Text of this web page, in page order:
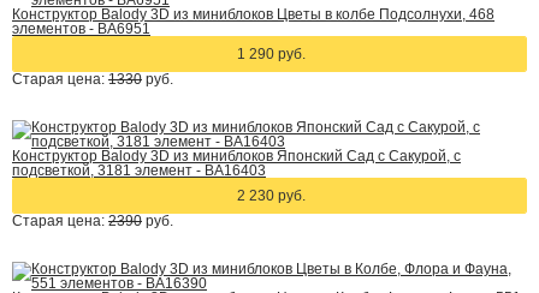
Конструктор Balody 3D из миниблоков Цветы в колбе Подсолнухи, 468
элементов - BA6951
1 290 руб.
Старая цена: 1330 руб.
Конструктор Balody 3D из миниблоков Японский Сад с Сакурой, с
подсветкой, 3181 элемент - BA16403
2 230 руб.
Старая цена: 2390 руб.